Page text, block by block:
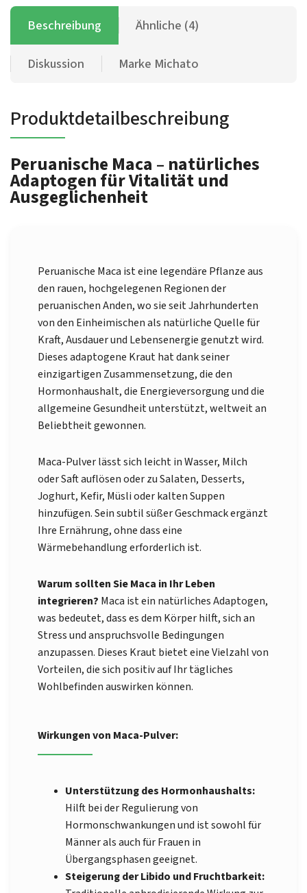
Beschreibung Ähnliche (4)
Diskussion Marke Michato
Produktdetailbeschreibung
Peruanische Maca – natürliches
Adaptogen für Vitalität und
Ausgeglichenheit
Peruanische Maca ist eine legendäre Pflanze aus
den rauen, hochgelegenen Regionen der
peruanischen Anden, wo sie seit Jahrhunderten
von den Einheimischen als natürliche Quelle für
Kraft, Ausdauer und Lebensenergie genutzt wird.
Dieses adaptogene Kraut hat dank seiner
einzigartigen Zusammensetzung, die den
Hormonhaushalt, die Energieversorgung und die
allgemeine Gesundheit unterstützt, weltweit an
Beliebtheit gewonnen.
Maca-Pulver lässt sich leicht in Wasser, Milch
oder Saft auflösen oder zu Salaten, Desserts,
Joghurt, Kefir, Müsli oder kalten Suppen
hinzufügen. Sein subtil süßer Geschmack ergänzt
Ihre Ernährung, ohne dass eine
Wärmebehandlung erforderlich ist.
Warum sollten Sie Maca in Ihr Leben
integrieren? Maca ist ein natürliches Adaptogen,
was bedeutet, dass es dem Körper hilft, sich an
Stress und anspruchsvolle Bedingungen
anzupassen. Dieses Kraut bietet eine Vielzahl von
Vorteilen, die sich positiv auf Ihr tägliches
Wohlbefinden auswirken können.
Wirkungen von Maca-Pulver:
Unterstützung des Hormonhaushalts:
Hilft bei der Regulierung von
Hormonschwankungen und ist sowohl für
Männer als auch für Frauen in
Übergangsphasen geeignet.
Steigerung der Libido und Fruchtbarkeit: